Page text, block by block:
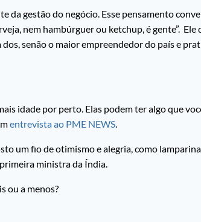
da gestão do negócio. Esse pensamento
nem hambúrguer ou ketchup, é gente”. Ele
dos, senão o maior empreendedor do país e
idade por perto. Elas podem ter algo que
entrevista ao PME NEWS
um fio de otimismo e alegria, como
ministra da Índia.
ou a menos?